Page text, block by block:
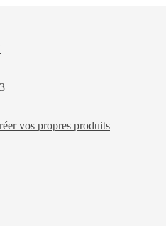
vos propres produits